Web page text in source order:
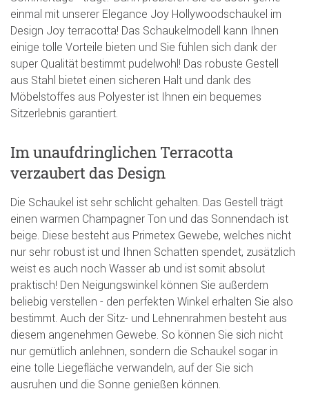
einmal mit unserer Elegance Joy Hollywoodschaukel im
Design Joy terracotta! Das Schaukelmodell kann Ihnen
einige tolle Vorteile bieten und Sie fühlen sich dank der
super Qualität bestimmt pudelwohl! Das robuste Gestell
aus Stahl bietet einen sicheren Halt und dank des
Möbelstoffes aus Polyester ist Ihnen ein bequemes
Sitzerlebnis garantiert.
Im unaufdringlichen Terracotta
verzaubert das Design
Die Schaukel ist sehr schlicht gehalten. Das Gestell trägt
einen warmen Champagner Ton und das Sonnendach ist
beige. Diese besteht aus Primetex Gewebe, welches nicht
nur sehr robust ist und Ihnen Schatten spendet, zusätzlich
weist es auch noch Wasser ab und ist somit absolut
praktisch! Den Neigungswinkel können Sie außerdem
beliebig verstellen - den perfekten Winkel erhalten Sie also
bestimmt. Auch der Sitz- und Lehnenrahmen besteht aus
diesem angenehmen Gewebe. So können Sie sich nicht
nur gemütlich anlehnen, sondern die Schaukel sogar in
eine tolle Liegefläche verwandeln, auf der Sie sich
ausruhen und die Sonne genießen können.